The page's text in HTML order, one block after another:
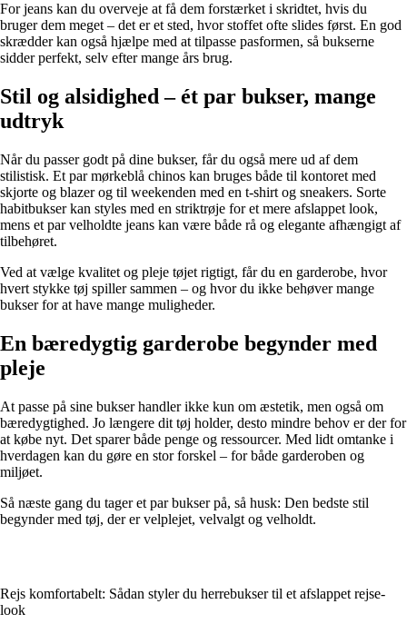
For jeans kan du overveje at få dem forstærket i skridtet, hvis du
bruger dem meget – det er et sted, hvor stoffet ofte slides først. En god
skrædder kan også hjælpe med at tilpasse pasformen, så bukserne
sidder perfekt, selv efter mange års brug.
Stil og alsidighed – ét par bukser, mange
udtryk
Når du passer godt på dine bukser, får du også mere ud af dem
stilistisk. Et par mørkeblå chinos kan bruges både til kontoret med
skjorte og blazer og til weekenden med en t-shirt og sneakers. Sorte
habitbukser kan styles med en striktrøje for et mere afslappet look,
mens et par velholdte jeans kan være både rå og elegante afhængigt af
tilbehøret.
Ved at vælge kvalitet og pleje tøjet rigtigt, får du en garderobe, hvor
hvert stykke tøj spiller sammen – og hvor du ikke behøver mange
bukser for at have mange muligheder.
En bæredygtig garderobe begynder med
pleje
At passe på sine bukser handler ikke kun om æstetik, men også om
bæredygtighed. Jo længere dit tøj holder, desto mindre behov er der for
at købe nyt. Det sparer både penge og ressourcer. Med lidt omtanke i
hverdagen kan du gøre en stor forskel – for både garderoben og
miljøet.
Så næste gang du tager et par bukser på, så husk: Den bedste stil
begynder med tøj, der er velplejet, velvalgt og velholdt.
Rejs komfortabelt: Sådan styler du herrebukser til et afslappet rejse-
look